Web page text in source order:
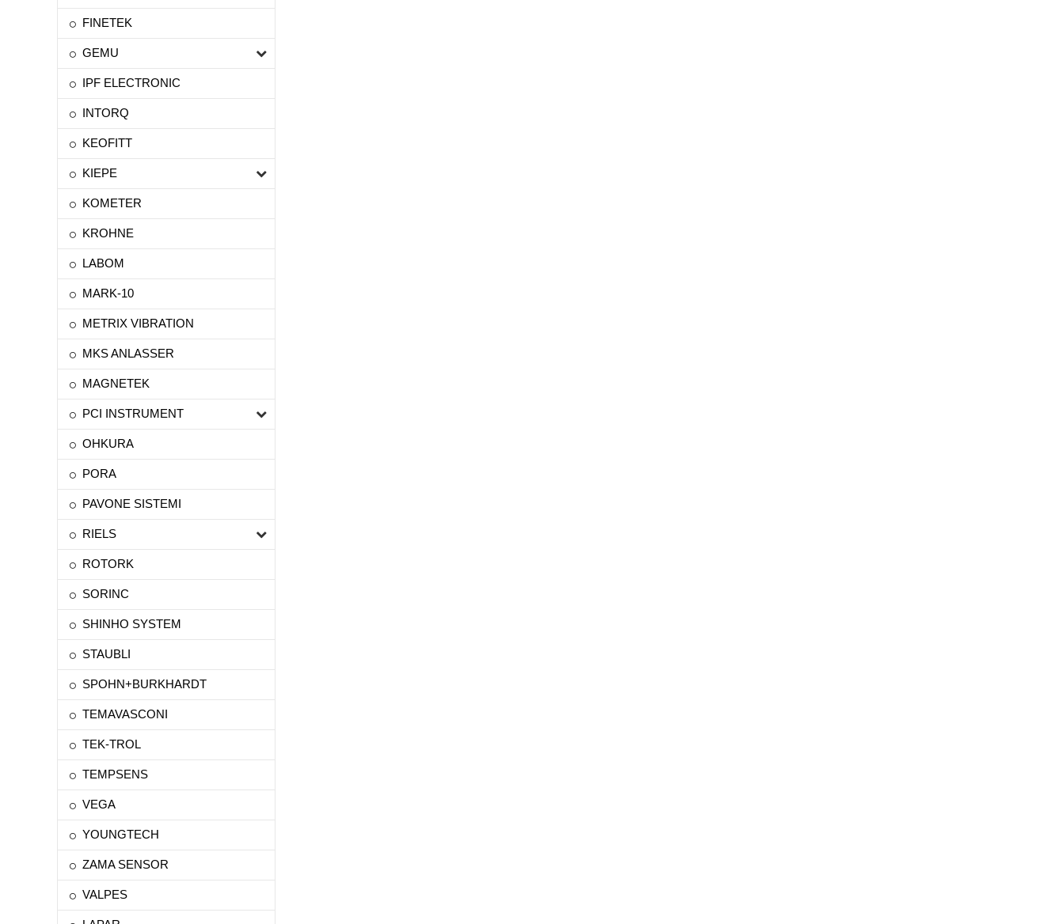
FINETEK
GEMU
IPF ELECTRONIC
INTORQ
KEOFITT
KIEPE
KOMETER
KROHNE
LABOM
MARK-10
METRIX VIBRATION
MKS ANLASSER
MAGNETEK
PCI INSTRUMENT
OHKURA
PORA
PAVONE SISTEMI
RIELS
ROTORK
SORINC
SHINHO SYSTEM
STAUBLI
SPOHN+BURKHARDT
TEMAVASCONI
TEK-TROL
TEMPSENS
VEGA
YOUNGTECH
ZAMA SENSOR
VALPES